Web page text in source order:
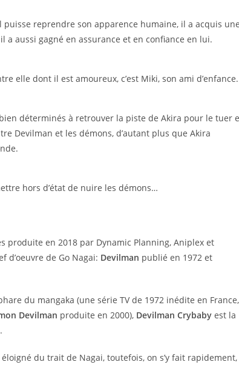
puisse reprendre son apparence humaine, il a acquis
a aussi gagné en assurance et en confiance en lui.
elle dont il est amoureux, c’est Miki, son ami d’enfance.
déterminés à retrouver la piste de Akira pour le tuer
Devilman et les démons, d’autant plus que Akira
hors d’état de nuire les démons…
produite en 2018 par Dynamic Planning, Aniplex et
d’oeuvre de Go Nagai: Devilman publié en 1972 et
du mangaka (une série TV de 1972 inédite en France,
Devilman produite en 2000), Devilman Crybaby est la
du trait de Nagai, toutefois, on s’y fait rapidement,